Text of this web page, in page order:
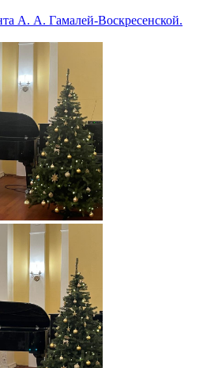
А. А. Гамалей-Воскресенской.